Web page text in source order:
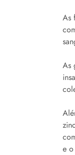
As
As
e